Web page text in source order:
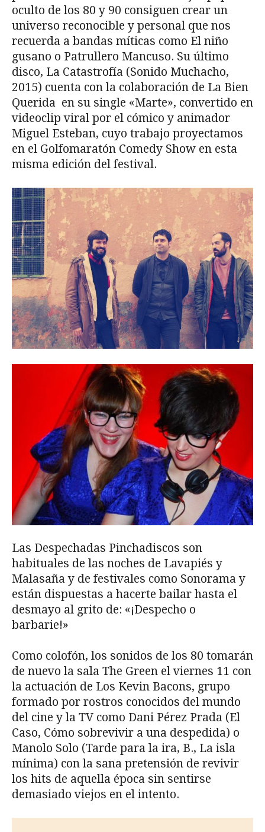
oculto de los 80 y 90 consiguen crear un
universo reconocible y personal que nos
recuerda a bandas míticas como El niño
gusano o Patrullero Mancuso. Su último
disco, La Catastrofía (Sonido Muchacho,
2015) cuenta con la colaboración de La Bien
Querida en su single «Marte», convertido en
videoclip viral por el cómico y animador
Miguel Esteban, cuyo trabajo proyectamos
en el Golfomaratón Comedy Show en esta
misma edición del festival.
Las Despechadas Pinchadiscos son
habituales de las noches de Lavapiés y
Malasaña y de festivales como Sonorama y
están dispuestas a hacerte bailar hasta el
desmayo al grito de: «¡Despecho o
barbarie!»
Como colofón, los sonidos de los 80 tomarán
de nuevo la sala The Green el viernes 11 con
la actuación de Los Kevin Bacons, grupo
formado por rostros conocidos del mundo
del cine y la TV como Dani Pérez Prada (El
Caso, Cómo sobrevivir a una despedida) o
Manolo Solo (Tarde para la ira, B., La isla
mínima) con la sana pretensión de revivir
los hits de aquella época sin sentirse
demasiado viejos en el intento.